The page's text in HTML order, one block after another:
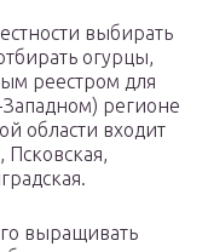
выбирать
огурцы,
реестром для
регионе
области входит
Псковская,
выращивать